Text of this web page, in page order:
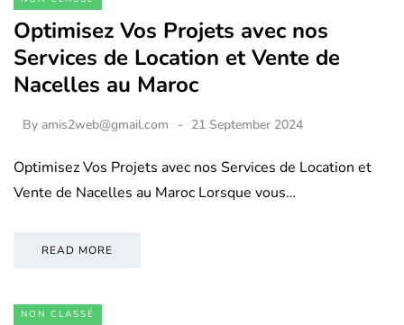
Optimisez Vos Projets avec nos
Services de Location et Vente de
Nacelles au Maroc
By amis2web@gmail.com 21 September 2024
Optimisez Vos Projets avec nos Services de Location et
Vente de Nacelles au Maroc Lorsque vous…
READ MORE
NON CLASSÉ